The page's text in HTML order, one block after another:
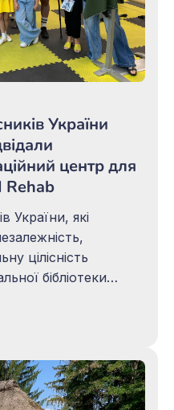
України
центр для
Rehab
України, які
цілісність
бібліотеки
центрі для
Rehab. Тут
кінцівок
до рухомого
завітали до